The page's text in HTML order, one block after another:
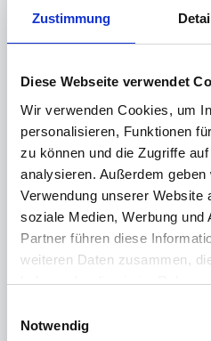
Zustimmung
Diese Webseite verwendet
Wir verwenden Cookies, um
personalisieren, Funktionen
zu können und die Zugriffe
analysieren. Außerdem
Verwendung unserer Website
soziale Medien, Werbung und
Partner führen diese
weiteren Daten zusammen,
haben oder die sie im
Weitere Informationen finden
Notwendig